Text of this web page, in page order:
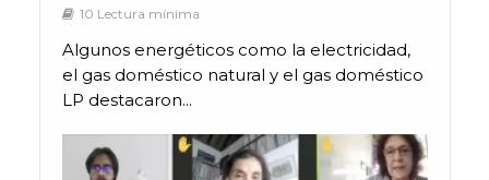
10 Lectura mínima
Algunos energéticos como la electricidad,
el gas doméstico natural y el gas doméstico
LP destacaron...